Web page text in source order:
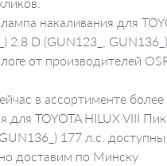
накаливания для
2.8 D (GUN123_,
от производителей
в ассортименте
для TOYOTA HILUX VIII
177 л.с. доступны
доставим по Минску